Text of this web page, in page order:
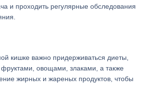
и проходить регулярные обследования
кишке важно придерживаться диеты,
фруктами, овощами, злаками, а также
жирных и жареных продуктов, чтобы